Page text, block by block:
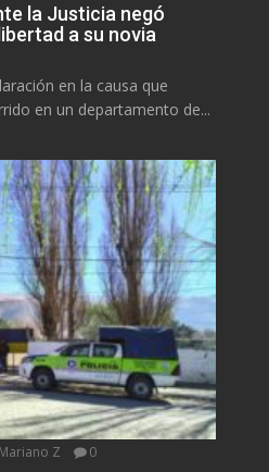
la Justicia negó
a su novia
en la causa que
en un departamento de...
Mariano Z 0